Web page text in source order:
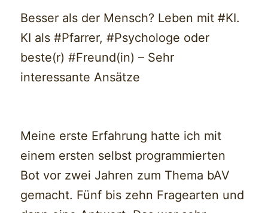
Besser als der Mensch? Leben mit #KI.
KI als #Pfarrer, #Psychologe oder
beste(r) #Freund(in) – Sehr
interessante Ansätze
Meine erste Erfahrung hatte ich mit
einem ersten selbst programmierten
Bot vor zwei Jahren zum Thema bAV
gemacht. Fünf bis zehn Fragearten und